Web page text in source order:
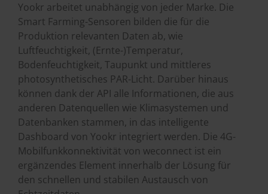
Yookr arbeitet unabhängig von jeder Marke. Die
Smart Farming-Sensoren bilden die für die
Produktion relevanten Daten ab, wie
Luftfeuchtigkeit, (Ernte-)Temperatur,
Bodenfeuchtigkeit, Taupunkt und mittleres
photosynthetisches PAR-Licht. Darüber hinaus
können dank der API alle Informationen, die aus
anderen Datenquellen wie Klimasystemen und
Datenbanken stammen, in das intelligente
Dashboard von Yookr integriert werden. Die 4G-
Mobilfunkkonnektivität von weconnect ist ein
ergänzendes Element innerhalb der Lösung für
den schnellen und stabilen Austausch von